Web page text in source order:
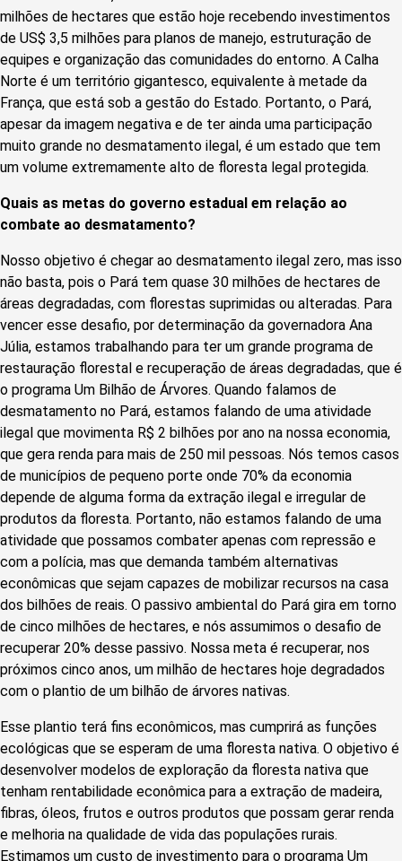
milhões de hectares que estão hoje recebendo investimentos
de US$ 3,5 milhões para planos de manejo, estruturação de
equipes e organização das comunidades do entorno. A Calha
Norte é um território gigantesco, equivalente à metade da
França, que está sob a gestão do Estado. Portanto, o Pará,
apesar da imagem negativa e de ter ainda uma participação
muito grande no desmatamento ilegal, é um estado que tem
um volume extremamente alto de floresta legal protegida.
Quais as metas do governo estadual em relação ao
combate ao desmatamento?
Nosso objetivo é chegar ao desmatamento ilegal zero, mas isso
não basta, pois o Pará tem quase 30 milhões de hectares de
áreas degradadas, com florestas suprimidas ou alteradas. Para
vencer esse desafio, por determinação da governadora Ana
Júlia, estamos trabalhando para ter um grande programa de
restauração florestal e recuperação de áreas degradadas, que é
o programa Um Bilhão de Árvores. Quando falamos de
desmatamento no Pará, estamos falando de uma atividade
ilegal que movimenta R$ 2 bilhões por ano na nossa economia,
que gera renda para mais de 250 mil pessoas. Nós temos casos
de municípios de pequeno porte onde 70% da economia
depende de alguma forma da extração ilegal e irregular de
produtos da floresta. Portanto, não estamos falando de uma
atividade que possamos combater apenas com repressão e
com a polícia, mas que demanda também alternativas
econômicas que sejam capazes de mobilizar recursos na casa
dos bilhões de reais. O passivo ambiental do Pará gira em torno
de cinco milhões de hectares, e nós assumimos o desafio de
recuperar 20% desse passivo. Nossa meta é recuperar, nos
próximos cinco anos, um milhão de hectares hoje degradados
com o plantio de um bilhão de árvores nativas.
Esse plantio terá fins econômicos, mas cumprirá as funções
ecológicas que se esperam de uma floresta nativa. O objetivo é
desenvolver modelos de exploração da floresta nativa que
tenham rentabilidade econômica para a extração de madeira,
fibras, óleos, frutos e outros produtos que possam gerar renda
e melhoria na qualidade de vida das populações rurais.
Estimamos um custo de investimento para o programa Um